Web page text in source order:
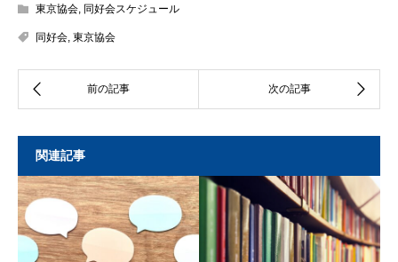
東京協会 同好会スケジュール
同好会 東京協会
関連記事